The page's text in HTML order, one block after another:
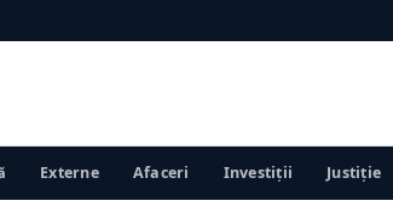
Externe Afaceri Investiții Justiţie